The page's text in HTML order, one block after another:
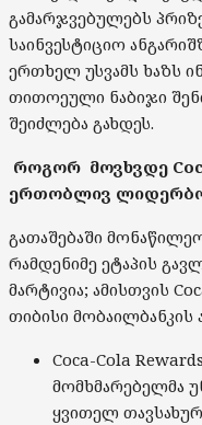
გამარჯვებულებს
საინვესტიციო
ერთხელ უსვამს ხაზს
თითოეული ნაბიჯი
შეიძლება გახდეს.
როგორ მოვხვდე
ერთობლივ
გათაშებაში
რამდენიმე ეტაპის
მარტივია; ამისთვის
თიბისი მობაილბანკის
Coca-Cola
მომხმარებელმა
ყვითელ